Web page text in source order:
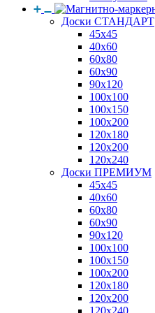
Доски СТАНДАРТ
45x45
40x60
60x80
60x90
90x120
100x100
100x150
100x200
120x180
120x200
120x240
Доски ПРЕМИУМ
45x45
40x60
60x80
60x90
90x120
100x100
100x150
100x200
120x180
120x200
120x240